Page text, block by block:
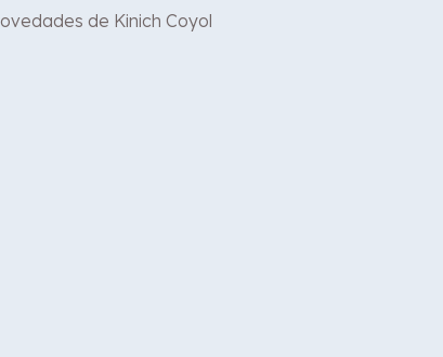
de Kinich Coyol